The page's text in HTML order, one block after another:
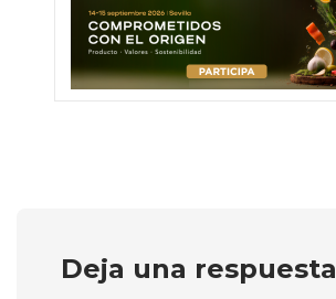
Deja una respuesta